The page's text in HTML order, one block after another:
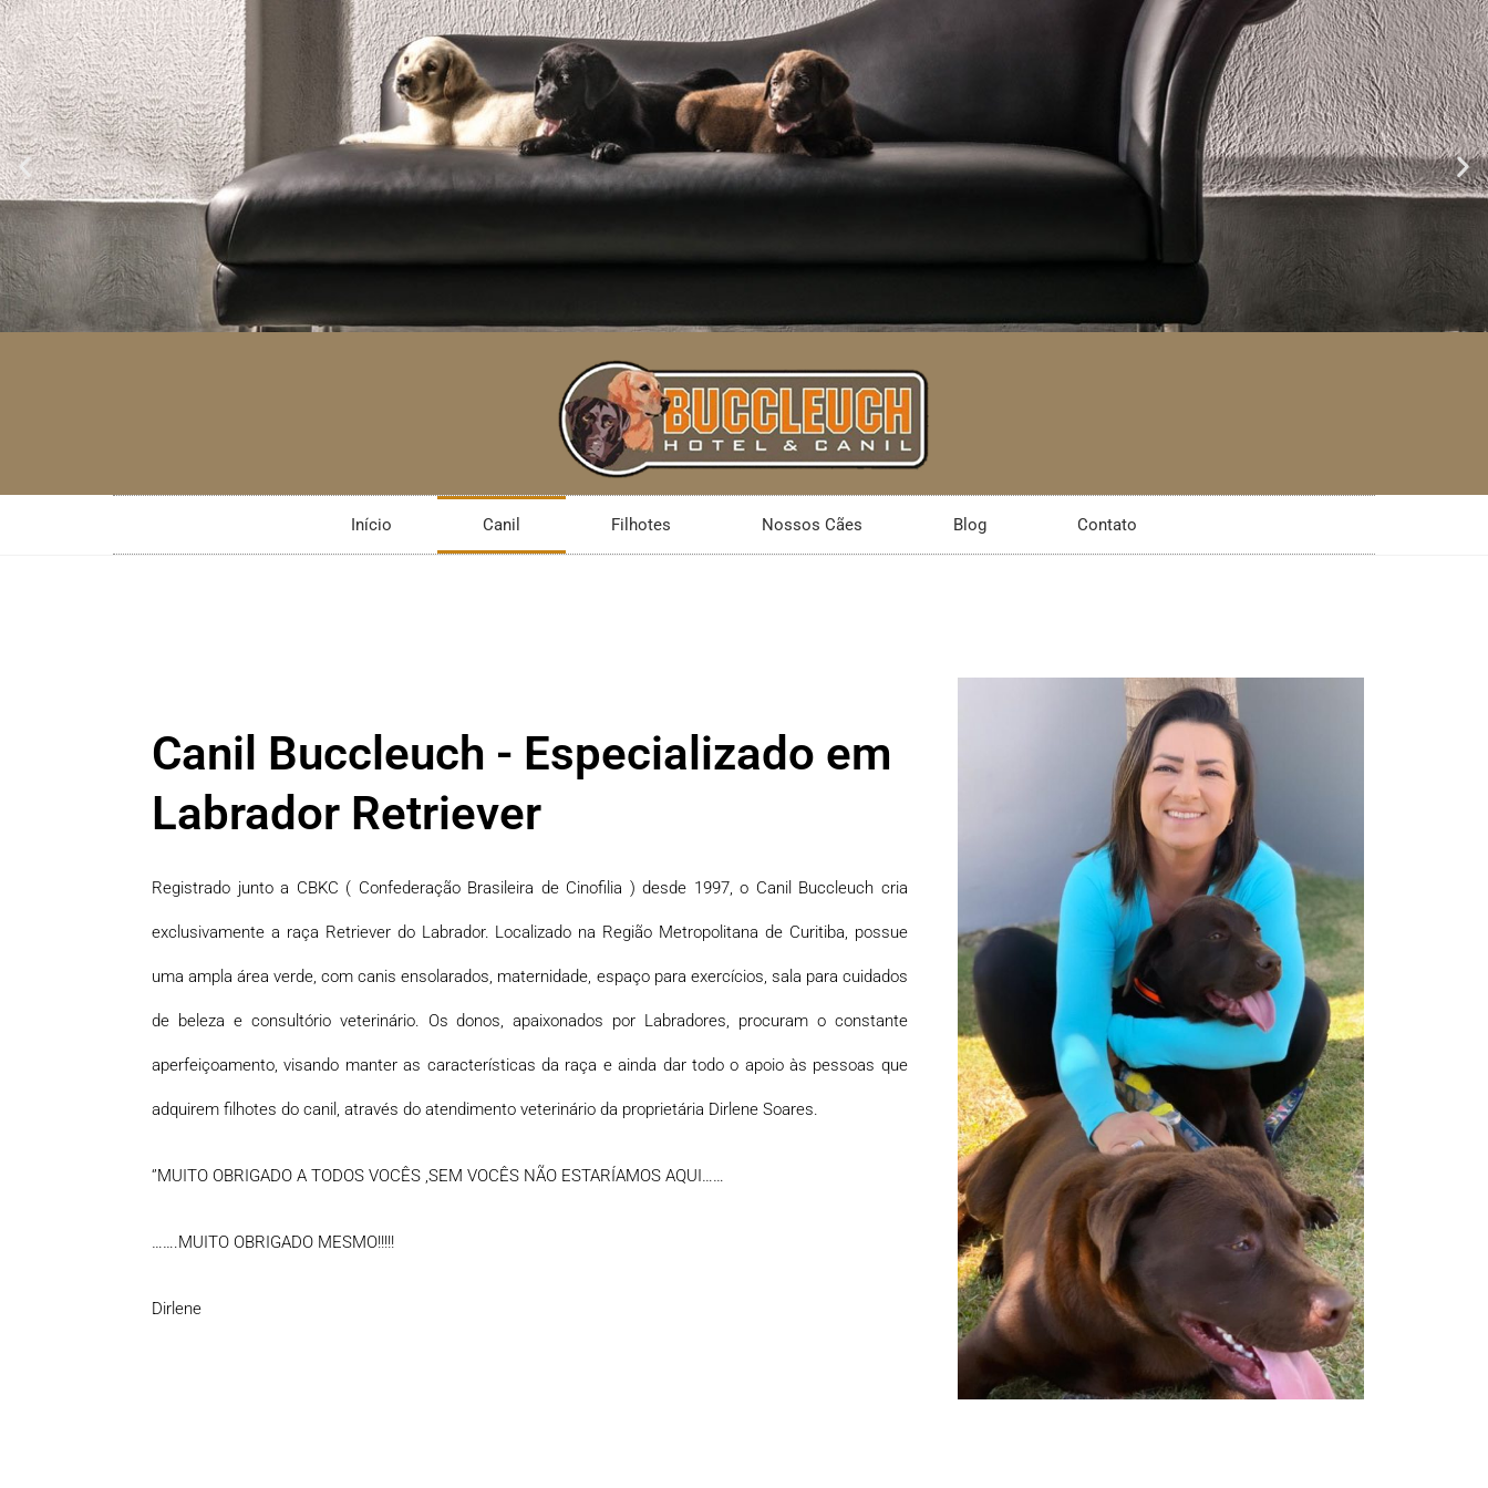
Início Canil Filhotes Nossos Cães Blog Contato
Canil Buccleuch - Especializado em
Labrador Retriever
Registrado junto a CBKC ( Confederação Brasileira de Cinofilia ) desde 1997, o Canil Buccleuch cria
exclusivamente a raça Retriever do Labrador. Localizado na Região Metropolitana de Curitiba, possue
uma ampla área verde, com canis ensolarados, maternidade, espaço para exercícios, sala para cuidados
de beleza e consultório veterinário. Os donos, apaixonados por Labradores, procuram o constante
aperfeiçoamento, visando manter as características da raça e ainda dar todo o apoio às pessoas que
adquirem filhotes do canil, através do atendimento veterinário da proprietária Dirlene Soares.
‘’MUITO OBRIGADO A TODOS VOCÊS ,SEM VOCÊS NÃO ESTARÍAMOS AQUI……
…….MUITO OBRIGADO MESMO!!!!!
Dirlene